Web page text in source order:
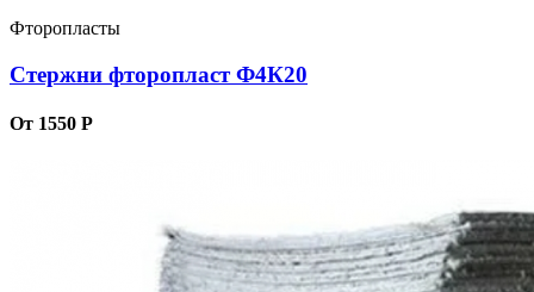
Фторопласты
Стержни фторопласт Ф4К20
От 1550 Р